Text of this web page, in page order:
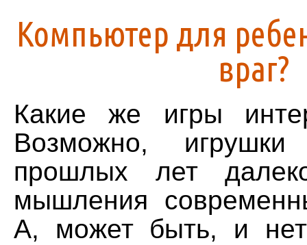
Компьютер для
враг?
Какие же игры
Возможно,
прошлых лет
мышления
А, может быть, и